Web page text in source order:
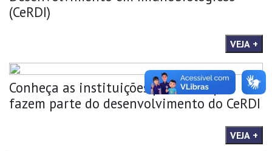
(CeRDI)
VEJA +
Conheça as instituições parceiras que
fazem parte do desenvolvimento do CeRDI
VEJA +